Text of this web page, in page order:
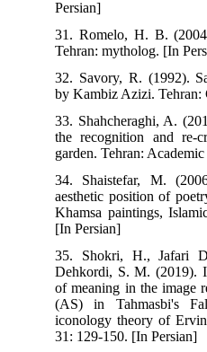
31. Romelo, H.
Tehran:
32. Savory, R.
by Kambiz Azizi.
33.
the recognition
garden. Tehran:
34. Shaistefar,
aesthetic
Khamsa
[In Persian]
35. Shokri,
Dehkordi, S. M.
of meaning in
(AS) in
iconology
31: 129-150. [In